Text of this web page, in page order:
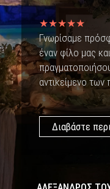
★★★★★
Γνωρίσαμε
έναν φίλο μας
αντικείμενο
Διαβάστε